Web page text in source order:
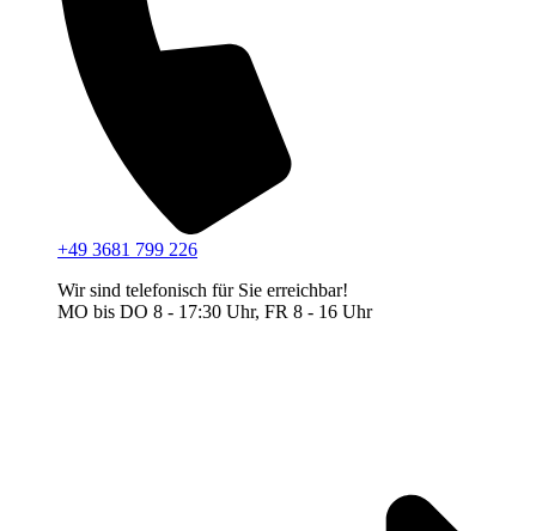
+49 3681 799 226
Wir sind telefonisch für Sie erreichbar!
MO bis DO 8 - 17:30 Uhr, FR 8 - 16 Uhr